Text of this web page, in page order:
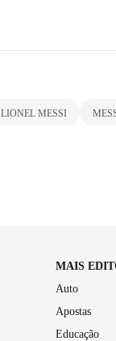
LIONEL MESSI
MAIS
Auto
Apostas
Educação